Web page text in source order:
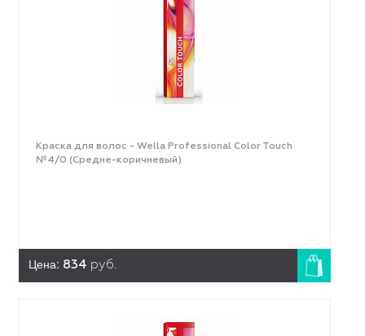
Краска для волос - Wella Professional Color Touch
№4/0 (Средне-коричневый)
Цена: 834 руб.